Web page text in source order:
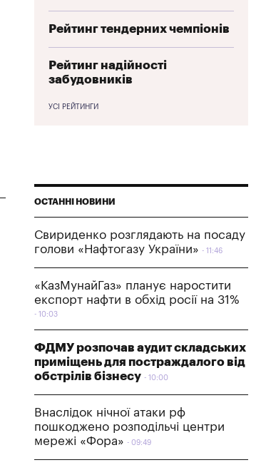
Рейтинг тендерних чемпіонів
Рейтинг надійності
забудовників
УСІ РЕЙТИНГИ
ОСТАННІ НОВИНИ
Свириденко розглядають на посаду
голови «Нафтогазу України»
11:46
«КазМунайГаз» планує наростити
експорт нафти в обхід росії на 31%
10:03
ФДМУ розпочав аудит складських
приміщень для постраждалого від
обстрілів бізнесу
10:00
Внаслідок нічної атаки рф
пошкоджено розподільчі центри
мережі «Фора»
09:49